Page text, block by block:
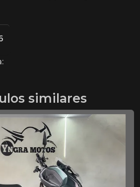
similares